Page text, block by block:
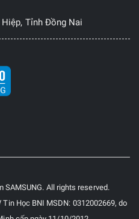
Tỉnh Đồng Nai
SAMSUNG. All rights reserved.
Học BNI MSDN: 0312002669, do